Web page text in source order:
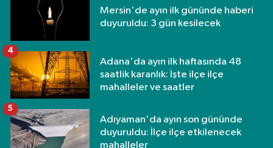
Mersin'de ayın ilk gününde haberi
duyuruldu: 3 gün kesilecek
Adana'da ayın ilk haftasında 48
saatlik karanlık: İşte ilçe ilçe
mahalleler ve saatler
4
Adıyaman'da ayın son gününde
duyuruldu: İlçe ilçe etkilenecek
mahalleler
5